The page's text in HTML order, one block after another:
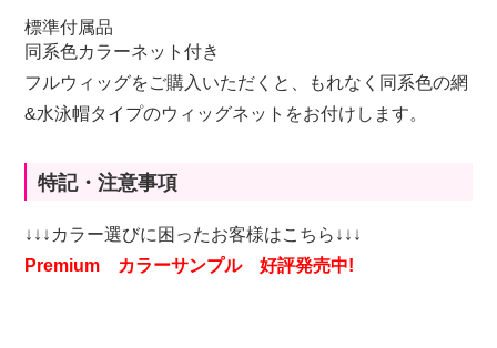
標準付属品
同系色カラーネット付き
フルウィッグをご購入いただくと、もれなく同系色の網
&水泳帽タイプのウィッグネットをお付けします。
特記・注意事項
↓↓↓カラー選びに困ったお客様はこちら↓↓↓
Premium カラーサンプル 好評発売中!